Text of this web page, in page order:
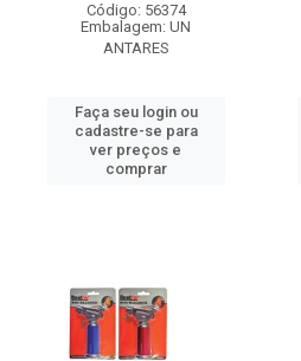
Código: 56374
Embalagem: UN
ANTARES
Faça seu login ou
cadastre-se para
ver preços e
comprar